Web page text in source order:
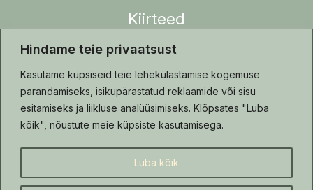
Hindame teie privaatsust
Kasutame küpsiseid teie lehekülastamise kogemuse
parandamiseks, isikupärastatud reklaamide või sisu
esitamiseks ja liikluse analüüsimiseks. Klõpsates "Luba
kõik", nõustute meie küpsiste kasutamisega.
Luba kõik
Kiirteed
Blogi
Hooldusjuhis
Kontakt